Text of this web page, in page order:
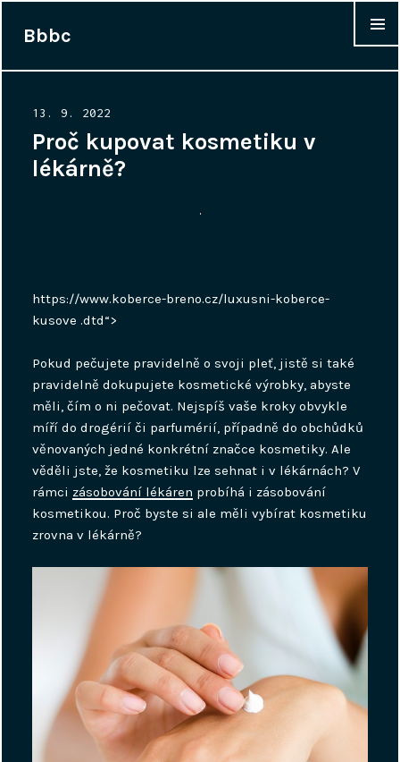
Bbbc
Posted
on
13. 9. 2022
Proč kupovat kosmetiku v
lékárně?
https://www.koberce-breno.cz/luxusni-koberce-
kusove .dtd“>
Pokud pečujete pravidelně o svoji pleť, jistě si také
pravidelně dokupujete kosmetické výrobky, abyste
měli, čím o ni pečovat. Nejspíš vaše kroky obvykle
míří do drogérií či parfumérií, případně do obchůdků
věnovaných jedné konkrétní značce kosmetiky. Ale
věděli jste, že kosmetiku lze sehnat i v lékárnách?V
rámci zásobování lékáren probíhá i zásobování
kosmetikou. Proč byste si ale měli vybírat kosmetiku
zrovna v lékárně?